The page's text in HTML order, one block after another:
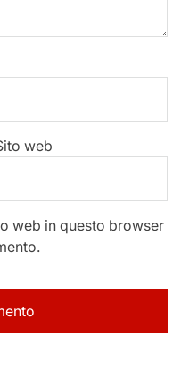
web
web in questo browser